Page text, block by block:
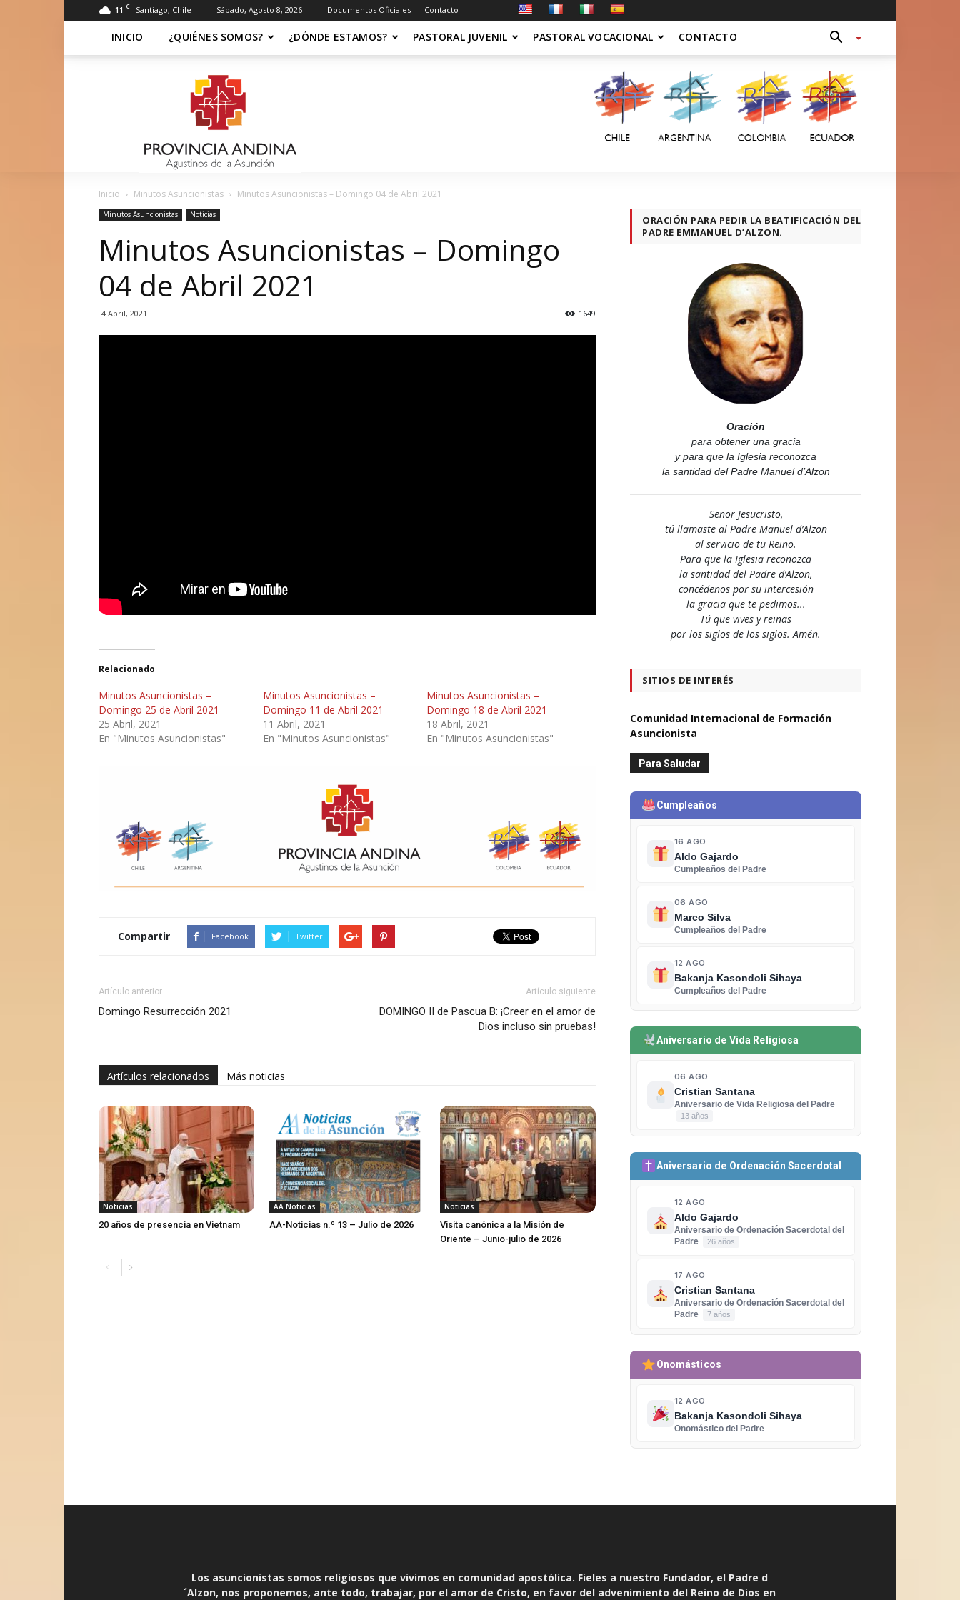
11 C Santiago, Chile Sábado, Agosto 8, 2026 Documentos Oficiales Contacto
INICIO ¿QUIÉNES SOMOS? ¿DÓNDE ESTAMOS? PASTORAL JUVENIL PASTORAL VOCACIONAL CONTACTO
Asuncionista
Inicio Minutos Asuncionistas Minutos Asuncionistas – Domingo 04 de Abril 2021
Minutos Asuncionistas Noticias
Minutos Asuncionistas – Domingo
04 de Abril 2021
4 Abril, 2021 1649
Relacionado
Minutos Asuncionistas –
Domingo 25 de Abril 2021
25 Abril, 2021
En "Minutos Asuncionistas"
Minutos Asuncionistas –
Domingo 11 de Abril 2021
11 Abril, 2021
En "Minutos Asuncionistas"
Minutos Asuncionistas –
Domingo 18 de Abril 2021
18 Abril, 2021
En "Minutos Asuncionistas"
Compartir Facebook Twitter
Artículo anterior
Domingo Resurrección 2021
Artículo siguiente
DOMINGO II de Pascua B: ¡Creer en el amor de
Dios incluso sin pruebas!
Artículos relacionados Más noticias
Noticias
20 años de presencia en Vietnam
AA Noticias
AA-Noticias n.º 13 – Julio de 2026
Noticias
Visita canónica a la Misión de
Oriente – Junio-julio de 2026
ORACIÓN PARA PEDIR LA BEATIFICACIÓN DEL
PADRE EMMANUEL D’ALZON.
Oración
para obtener una gracia
y para que la Iglesia reconozca
la santidad del Padre Manuel d’Alzon
Senor Jesucristo,
tú llamaste al Padre Manuel d’Alzon
al servicio de tu Reino.
Para que la Iglesia reconozca
la santidad del Padre d’Alzon,
concédenos por su intercesión
la gracia que te pedimos...
Tú que vives y reinas
por los siglos de los siglos. Amén.
SITIOS DE INTERÉS
Comunidad Internacional de Formación
Asuncionista
Para Saludar
Cumpleaños
16 AGO
Aldo Gajardo
Cumpleaños del Padre
06 AGO
Marco Silva
Cumpleaños del Padre
12 AGO
Bakanja Kasondoli Sihaya
Cumpleaños del Padre
Aniversario de Vida Religiosa
06 AGO
Cristian Santana
Aniversario de Vida Religiosa del Padre
13 años
Aniversario de Ordenación Sacerdotal
12 AGO
Aldo Gajardo
Aniversario de Ordenación Sacerdotal del
Padre
26 años
17 AGO
Cristian Santana
Aniversario de Ordenación Sacerdotal del
Padre
7 años
Onomásticos
12 AGO
Bakanja Kasondoli Sihaya
Onomástico del Padre
Los asuncionistas somos religiosos que vivimos en comunidad apostólica. Fieles a nuestro Fundador, el Padre d
´Alzon, nos proponemos, ante todo, trabajar, por el amor de Cristo, en favor del advenimiento del Reino de Dios en